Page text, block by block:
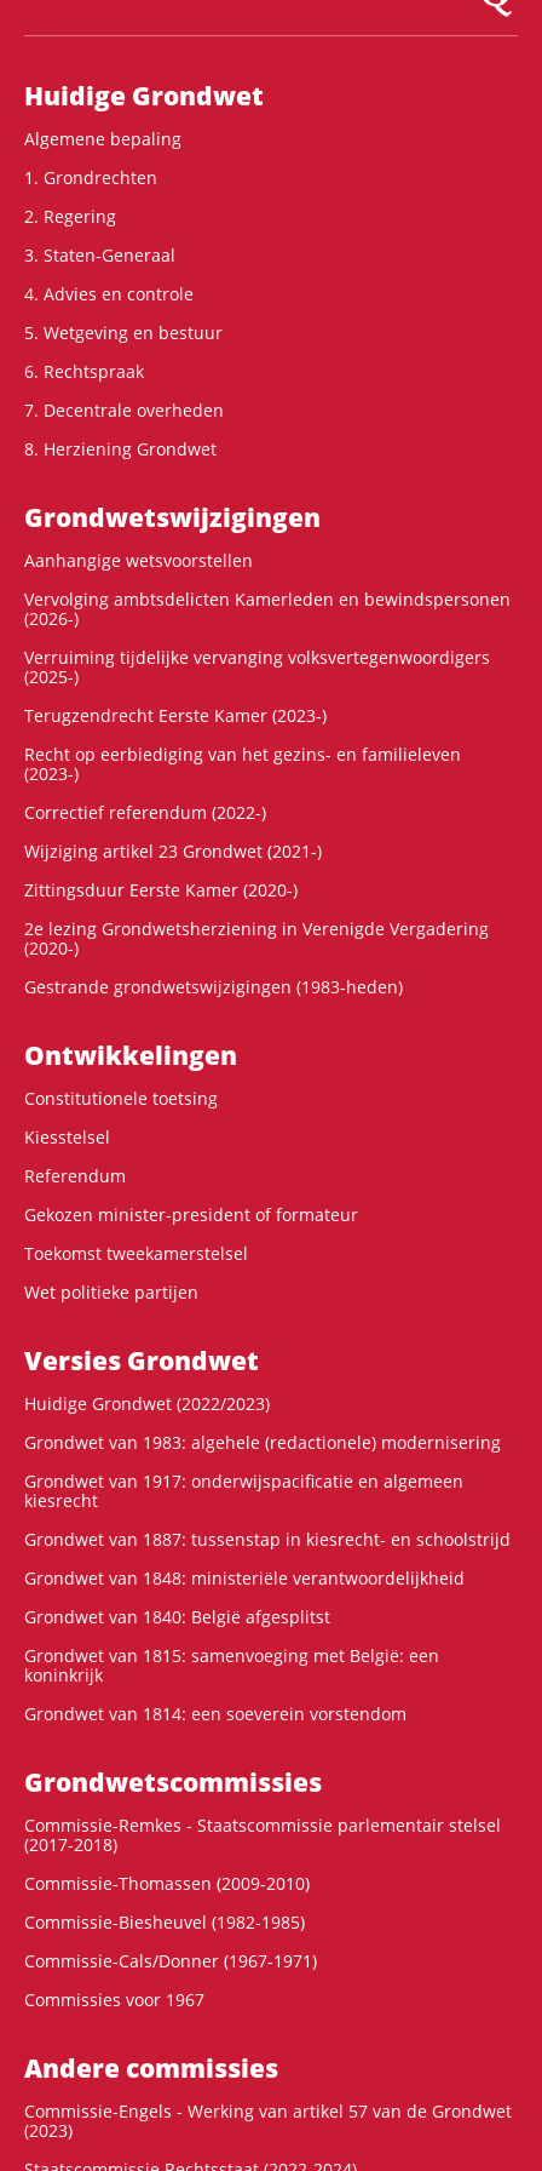
Hoofdnavigatie
Huidige Grondwet
Algemene bepaling
1. Grondrechten
2. Regering
3. Staten-Generaal
4. Advies en controle
5. Wetgeving en bestuur
6. Rechtspraak
7. Decentrale overheden
8. Herziening Grondwet
Grondwets­wijzigingen
Aanhangige wetsvoorstellen
Vervolging ambtsdelicten Kamerleden en bewindspersonen
(2026-)
Verruiming tijdelijke vervanging volksvertegenwoordigers
(2025-)
Terugzendrecht Eerste Kamer (2023-)
Recht op eerbiediging van het gezins- en familieleven
(2023-)
Correctief referendum (2022-)
Wijziging artikel 23 Grondwet (2021-)
Zittingsduur Eerste Kamer (2020-)
2e lezing Grondwetsherziening in Verenigde Vergadering
(2020-)
Gestrande grondwetswijzigingen (1983-heden)
Ontwikke­lingen
Constitutionele toetsing
Kiesstelsel
Referendum
Gekozen minister-president of formateur
Toekomst tweekamerstelsel
Wet politieke partijen
Versies Grondwet
Huidige Grondwet (2022/2023)
Grondwet van 1983: algehele (redactionele) modernisering
Grondwet van 1917: onderwijspacificatie en algemeen
kiesrecht
Grondwet van 1887: tussenstap in kiesrecht- en schoolstrijd
Grondwet van 1848: ministeriële verantwoordelijkheid
Grondwet van 1840: België afgesplitst
Grondwet van 1815: samenvoeging met België: een
koninkrijk
Grondwet van 1814: een soeverein vorstendom
Grondwets­commissies
Commissie-Remkes - Staatscommissie parlementair stelsel
(2017-2018)
Commissie-Thomassen (2009-2010)
Commissie-Biesheuvel (1982-1985)
Commissie-Cals/Donner (1967-1971)
Commissies voor 1967
Andere commissies
Commissie-Engels - Werking van artikel 57 van de Grondwet
(2023)